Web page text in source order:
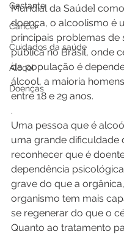
Gestante
Câncer
Cuidados da saúde
Álcool
Doenças
Mundial da Saúde]
doença, o alcoolismo é
principais problemas de
pública no Brasil, onde
da população é
álcool, a maioria
entre 18 e 29 anos.
.
Uma pessoa que é
uma grande dificuldade
reconhecer que é
dependência
grave do que a
organismo tem mais
se regenerar do que o
Quanto ao tratamento